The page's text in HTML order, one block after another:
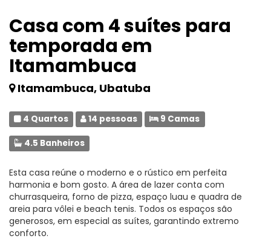
Casa com 4 suítes para
temporada em
Itamambuca
Itamambuca, Ubatuba
4 Quartos 14 pessoas 9 Camas
4.5 Banheiros
Esta casa reúne o moderno e o rústico em perfeita
harmonia e bom gosto. A área de lazer conta com
churrasqueira, forno de pizza, espaço luau e quadra de
areia para vôlei e beach tenis. Todos os espaços são
generosos, em especial as suítes, garantindo extremo
conforto.